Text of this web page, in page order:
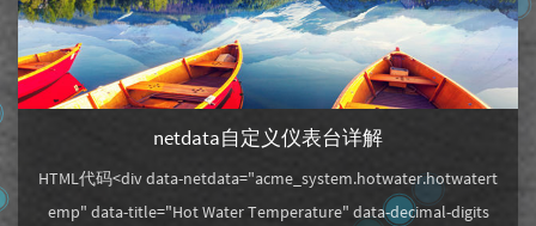
netdata自定义仪表台详解
HTML代码<div data-netdata="acme_system.hotwater.hotwatert
emp" data-title="Hot Water Temperature" data-decimal-digits